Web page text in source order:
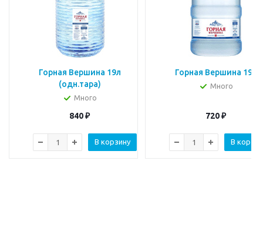
Горная Вершина 19л
(одн.тара)
Много
840₽
В корзину
Горная Вершина 19л
Много
720₽
В